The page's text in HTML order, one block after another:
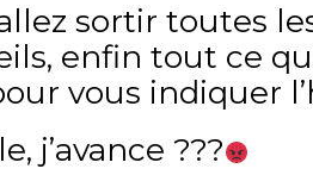
sortir toutes
enfin tout ce
vous indiquer
j’avance ???